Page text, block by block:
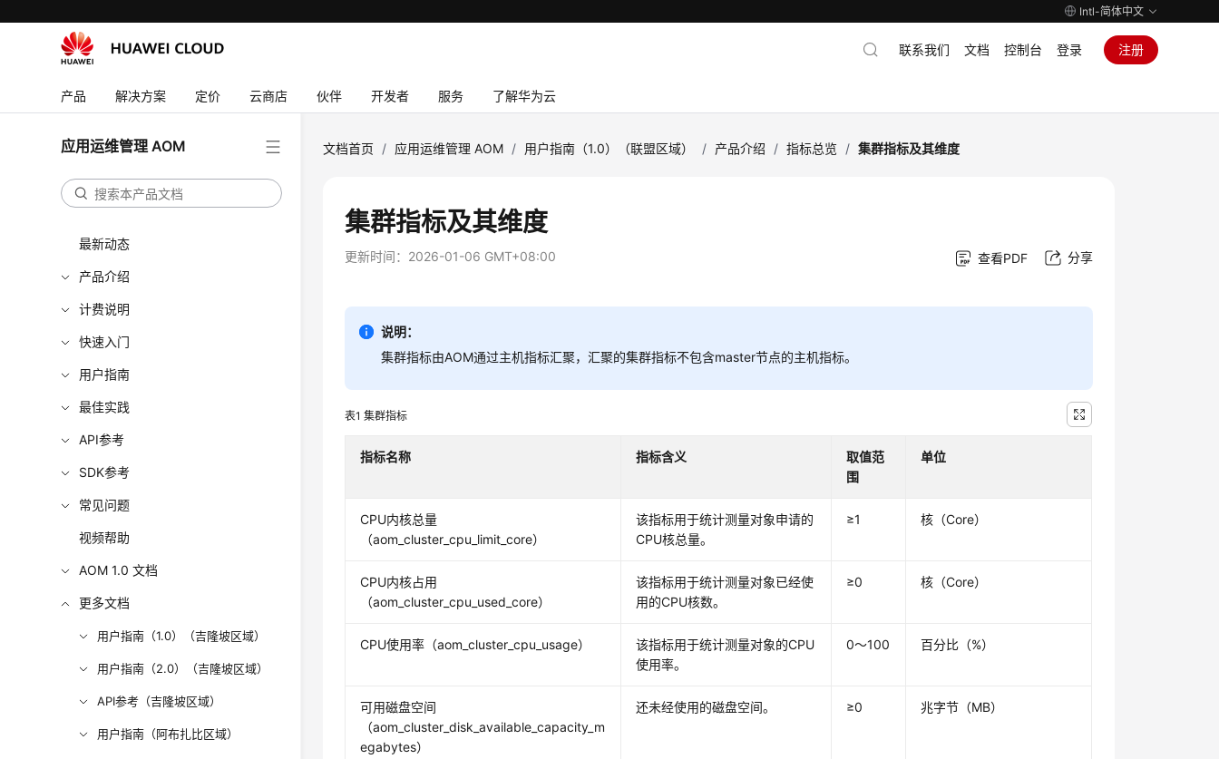
Intl-简体中文
产品 解决方案 定价 云商店 伙伴 开发者 服务 了解华为云
联系我们 文档 控制台 登录 注册
应用运维管理 AOM
最新动态
产品介绍
计费说明
快速入门
用户指南
最佳实践
API参考
SDK参考
常见问题
视频帮助
AOM 1.0 文档
更多文档
用户指南（1.0）（吉隆坡区域）
用户指南（2.0）（吉隆坡区域）
API参考（吉隆坡区域）
用户指南（阿布扎比区域）
文档首页 / 应用运维管理 AOM / 用户指南（1.0）（联盟区域） / 产品介绍 / 指标总览 / 集群指标及其维度
集群指标及其维度
更新时间： 2026-01-06 GMT+08:00 查看PDF 分享
说明：
集群指标由AOM通过主机指标汇聚，汇聚的集群指标不包含master节点的主机指标。
表1集群指标
指标名称 指标含义
取值范
围
单位
CPU内核总量
（aom_cluster_cpu_limit_core）
该指标用于统计测量对象申请的
CPU核总量。
≥1 核（Core）
CPU内核占用
（aom_cluster_cpu_used_core）
该指标用于统计测量对象已经使
用的CPU核数。
≥0 核（Core）
CPU使用率（aom_cluster_cpu_usage）
该指标用于统计测量对象的CPU
使用率。
0～100 百分比（%）
可用磁盘空间
（aom_cluster_disk_available_capacity_m
egabytes）
还未经使用的磁盘空间。 ≥0 兆字节（MB）